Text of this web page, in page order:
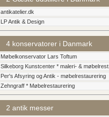
antikatelier.dk
LP Antik & Design
4 konservatorer i Danmark
Møbelkonservator Lars Toftum
Silkeborg Kunstcenter * maleri- & møbelrest.
Per's Afsyring og Antik - møbelrestaurering
Zehngraff * Møbelrestaurering
2 antik messer